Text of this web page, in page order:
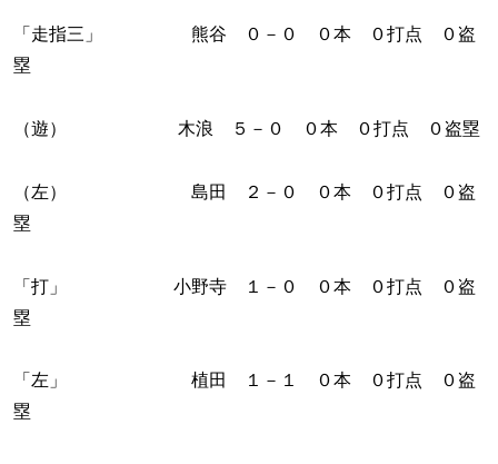
「走指三」 熊谷 ０－０ ０本 ０打点 ０盗
塁
（遊） 木浪 ５－０ ０本 ０打点 ０盗塁
（左） 島田 ２－０ ０本 ０打点 ０盗
塁
「打」 小野寺 １－０ ０本 ０打点 ０盗
塁
「左」 植田 １－１ ０本 ０打点 ０盗
塁